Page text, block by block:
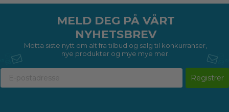
MELD DEG PÅ VÅRT
NYHETSBREV
Motta siste nytt om alt fra tilbud og salg til konkurranser,
nye produkter og mye mye mer.
Registrer